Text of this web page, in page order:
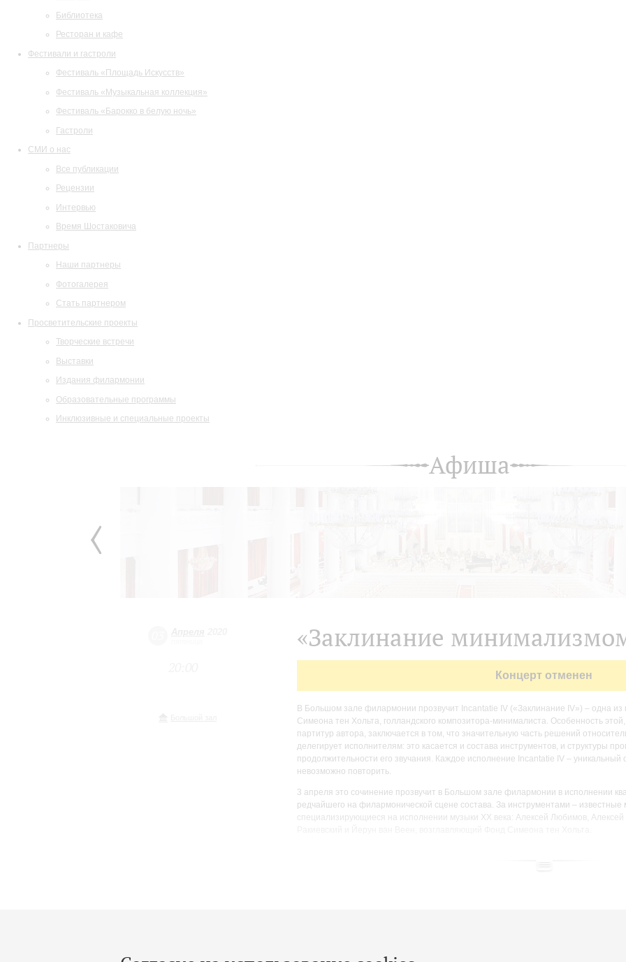
Библиотека
Ресторан и кафе
Фестивали и гастроли
Фестиваль «Площадь Искусств»
Фестиваль «Музыкальная коллекция»
Фестиваль «Барокко в белую ночь»
Гастроли
СМИ о нас
Все публикации
Рецензии
Интервью
Время Шостаковича
Партнеры
Наши партнеры
Фотогалерея
Стать партнером
Просветительские проекты
Творческие встречи
Выставки
Издания филармонии
Образовательные программы
Инклюзивные и специальные проекты
Афиша
«Заклинание
Концерт отменен
В Большом зале филармонии прозвучит Incantatie IV («Заклинание IV») – одна из
Симеона тен Хольта, голландского композитора-минималиста. Особенность этой,
партитур автора, заключается в том, что значительную часть решений
делегирует исполнителям: это касается и состава инструментов, и структуры
продолжительности его звучания. Каждое исполнение Incantatie IV – уникальный
невозможно повторить.
3 апреля это сочинение прозвучит в Большом зале филармонии в исполнении
редчайшего на филармонической сцене состава. За инструментами – известные
специализирующиеся на исполнении музыки XX века: Алексей Любимов,